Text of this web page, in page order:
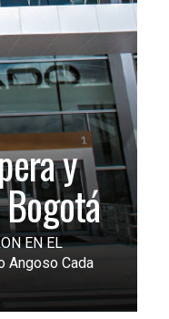
y
EN EL
Angoso Cada